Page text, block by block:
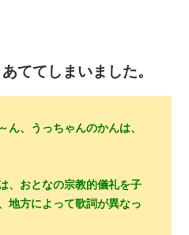
ててしまいました。
、うっちゃんのかんは、
、おとなの宗教的儀礼を子
地方によって歌詞が異なっ